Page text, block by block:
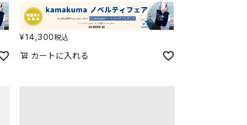
¥14,300税込
カートに入れる